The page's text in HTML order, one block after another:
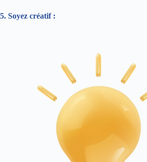
5. Soyez créatif :